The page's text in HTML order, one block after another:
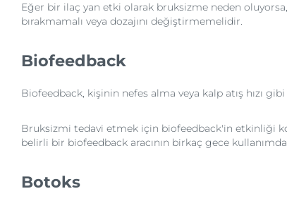
Eğer bir ilaç yan etki olarak bruksizme neden
bırakmamalı veya dozajını değiştirmemelidir.
Biofeedback
Biofeedback, kişinin nefes alma veya kalp atış hızı
Bruksizmi tedavi etmek için biofeedback'in etkinliği
belirli bir biofeedback aracının birkaç gece
Botoks